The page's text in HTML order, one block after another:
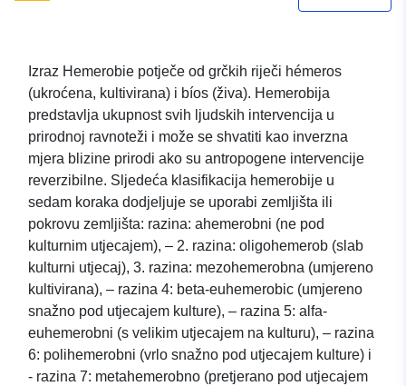
Izraz Hemerobie potječe od grčkih riječi hémeros
(ukroćena, kultivirana) i bíos (živa). Hemerobija
predstavlja ukupnost svih ljudskih intervencija u
prirodnoj ravnoteži i može se shvatiti kao inverzna
mjera blizine prirodi ako su antropogene intervencije
reverzibilne. Sljedeća klasifikacija hemerobije u
sedam koraka dodjeljuje se uporabi zemljišta ili
pokrovu zemljišta: razina: ahemerobni (ne pod
kulturnim utjecajem), – 2. razina: oligohemerob (slab
kulturni utjecaj), 3. razina: mezohemerobna (umjereno
kultivirana), – razina 4: beta-euhemerobic (umjereno
snažno pod utjecajem kulture), – razina 5: alfa-
euhemerobni (s velikim utjecajem na kulturu), – razina
6: polihemerobni (vrlo snažno pod utjecajem kulture) i
- razina 7: metahemerobno (pretjerano pod utjecajem